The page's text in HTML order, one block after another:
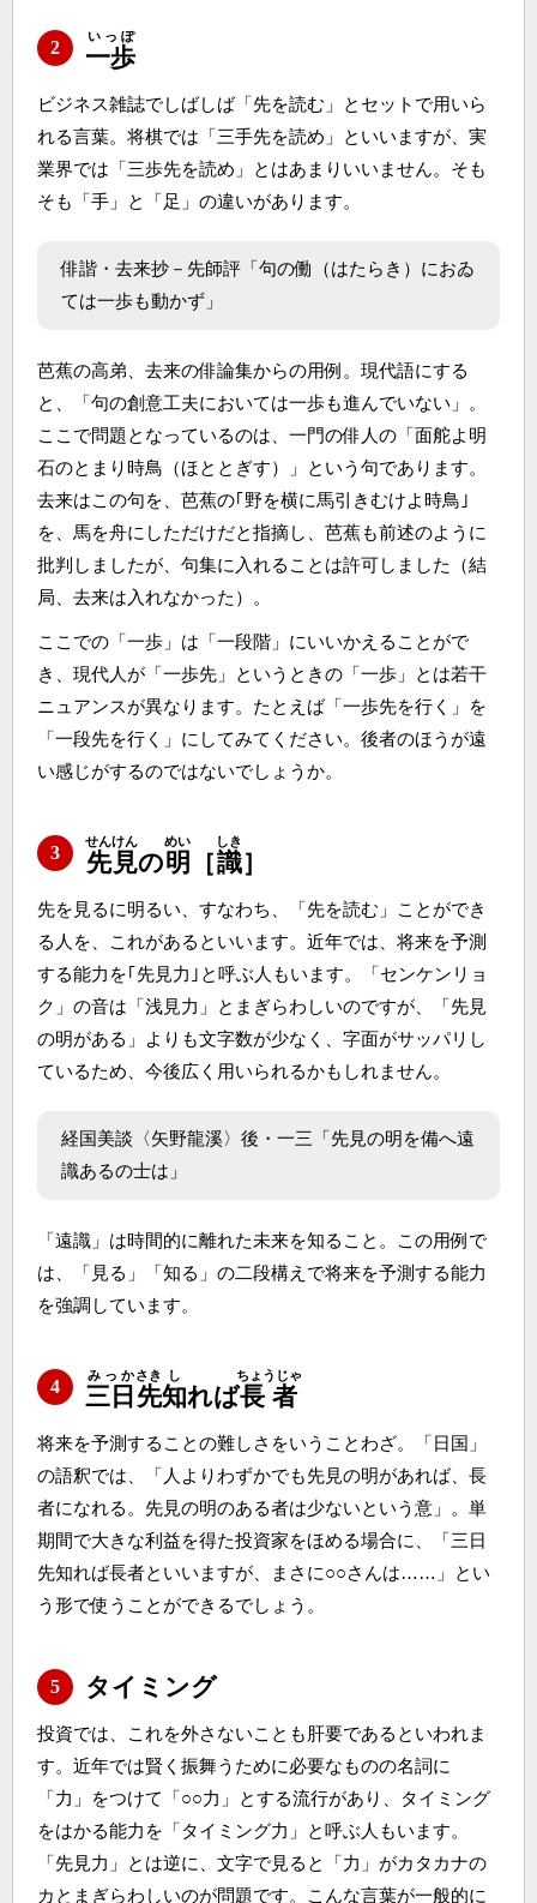
2 一歩
いっぽ
ビジネス雑誌でしばしば「先を読む」とセットで用いら
れる言葉。将棋では「三手先を読め」といいますが、実
業界では「三歩先を読め」とはあまりいいません。そも
そも「手」と「足」の違いがあります。
俳諧・去来抄－先師評「句の働（はたらき）におゐ
ては一歩も動かず」
芭蕉の高弟、去来の俳論集からの用例。現代語にする
と、「句の創意工夫においては一歩も進んでいない」。
ここで問題となっているのは、一門の俳人の「面舵よ明
石のとまり時鳥（ほととぎす）」という句であります。
去来はこの句を、芭蕉の｢野を横に馬引きむけよ時鳥｣
を、馬を舟にしただけだと指摘し、芭蕉も前述のように
批判しましたが、句集に入れることは許可しました（結
局、去来は入れなかった）。
ここでの「一歩」は「一段階」にいいかえることがで
き、現代人が「一歩先」というときの「一歩」とは若干
ニュアンスが異なります。たとえば「一歩先を行く」を
「一段先を行く」にしてみてください。後者のほうが遠
い感じがするのではないでしょうか。
3 先見
せんけん
の明
めい
［識
しき
］
先を見るに明るい、すなわち、「先を読む」ことができ
る人を、これがあるといいます。近年では、将来を予測
する能力を｢先見力｣と呼ぶ人もいます。「センケンリョ
ク」の音は「浅見力」とまぎらわしいのですが、「先見
の明がある」よりも文字数が少なく、字面がサッパリし
ているため、今後広く用いられるかもしれません。
経国美談〈矢野龍溪〉後・一三「先見の明を備へ遠
識あるの士は」
「遠識」は時間的に離れた未来を知ること。この用例で
は、「見る」「知る」の二段構えで将来を予測する能力
を強調しています。
4 三日
みっか
先
さき
知
し
れば長者
ちょうじゃ
将来を予測することの難しさをいうことわざ。「日国」
の語釈では、「人よりわずかでも先見の明があれば、長
者になれる。先見の明のある者は少ないという意」。単
期間で大きな利益を得た投資家をほめる場合に、「三日
先知れば長者といいますが、まさに○○さんは……」とい
う形で使うことができるでしょう。
5 タイミング
投資では、これを外さないことも肝要であるといわれま
す。近年では賢く振舞うために必要なものの名詞に
「力」をつけて「○○力」とする流行があり、タイミング
をはかる能力を「タイミング力」と呼ぶ人もいます。
「先見力」とは逆に、文字で見ると「力」がカタカナの
カとまぎらわしいのが問題です。こんな言葉が一般的に